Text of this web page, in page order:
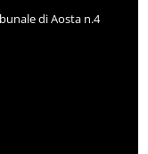
di Aosta n.4